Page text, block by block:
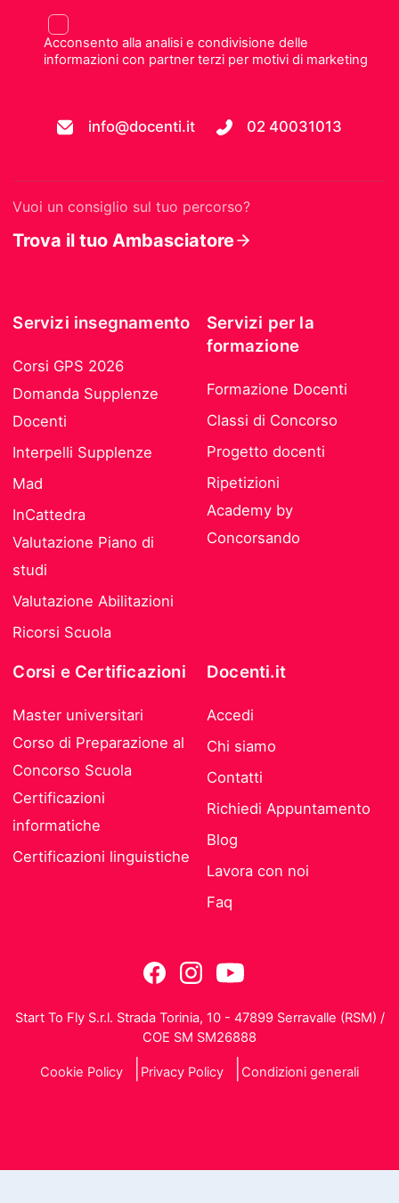
Acconsento alla analisi e condivisione delle
informazioni con partner terzi per motivi di marketing
info@docenti.it 02 40031013
Vuoi un consiglio sul tuo percorso?
Trova il tuo Ambasciatore
Servizi insegnamento
Corsi GPS 2026
Domanda Supplenze
Docenti
Interpelli Supplenze
Mad
InCattedra
Valutazione Piano di
studi
Valutazione Abilitazioni
Ricorsi Scuola
Servizi per la
formazione
Formazione Docenti
Classi di Concorso
Progetto docenti
Ripetizioni
Academy by
Concorsando
Corsi e Certificazioni
Master universitari
Corso di Preparazione al
Concorso Scuola
Certificazioni
informatiche
Certificazioni linguistiche
Docenti.it
Accedi
Chi siamo
Contatti
Richiedi Appuntamento
Blog
Lavora con noi
Faq
Start To Fly S.r.l. Strada Torinia, 10 - 47899 Serravalle (RSM) /
COE SM SM26888
Cookie Policy Privacy Policy Condizioni generali